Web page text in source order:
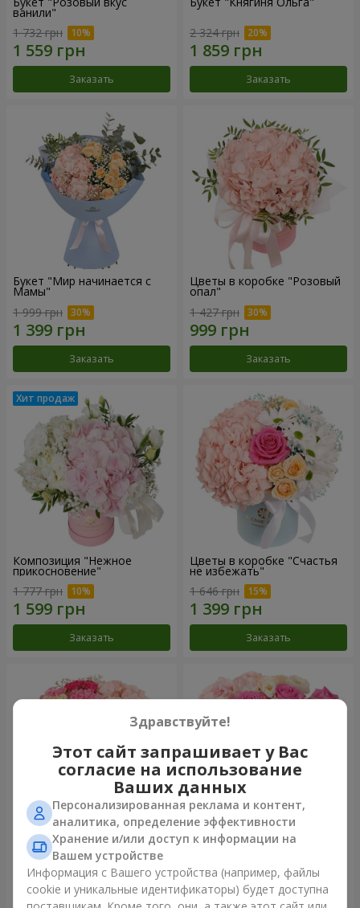
ванили"
1 732 грн
Заказать
2 324 грн
Заказать
Букет "Мир начинается с
Мамы"
1 999 грн
Заказать
Цветы в коробке "Розовый
опал"
1 427 грн
Заказать
Композиция "Нежное
прикосновение"
1 777 грн
Заказать
Цветы в коробке "Счастья
не избежать"
1 646 грн
Заказать
Цветы в коробке "Соломия"
2 110 грн
Композиция "Barbie"
2 532 грн
Здравствуйте!
Этот сайт запрашивает у Вас
согласие на использование
Ваших данных
Персонализированная реклама и контент,
аналитика, определение эффективности
Хранение и/или доступ к информации на
Вашем устройстве
Информация с Вашего устройства (например, файлы
cookie и уникальные идентификаторы) будет доступна